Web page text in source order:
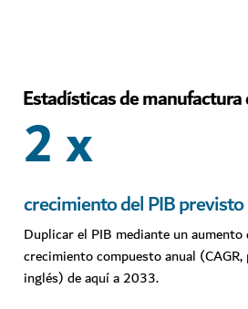
Estadísticas de manufactura
2 x
crecimiento del PIB previsto
Duplicar el PIB mediante un
crecimiento compuesto anual
inglés) de aquí a 2033.